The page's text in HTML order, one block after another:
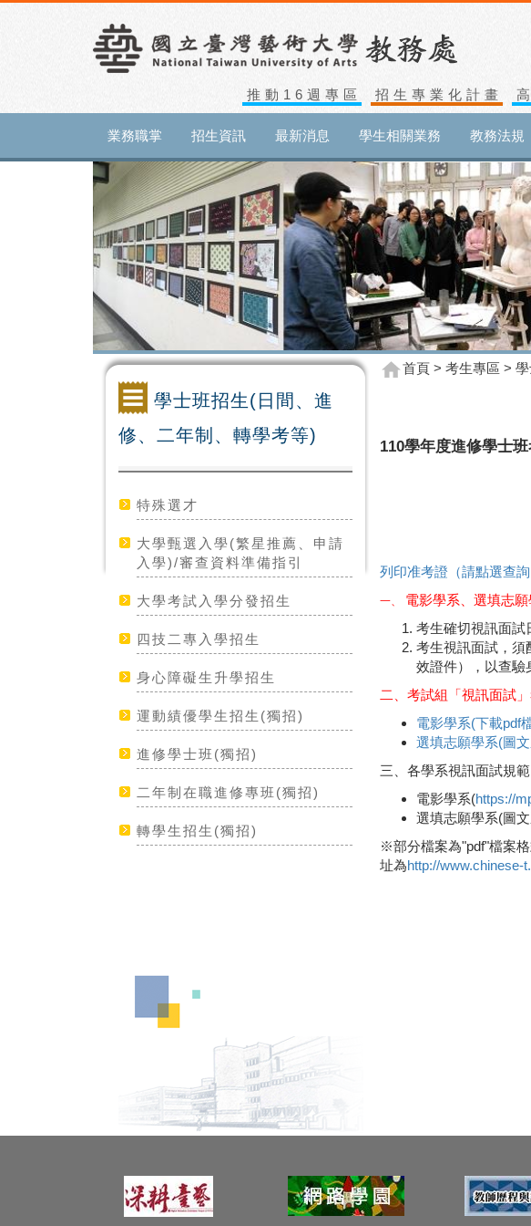
推動16週專區 招生專業化計畫
業務職掌 招生資訊 最新消息 學生相關業務 教務法規
學士班招生(日間、進
修、二年制、轉學考等)
特殊選才
大學甄選入學(繁星推薦、申請
入學)/審查資料準備指引
大學考試入學分發招生
四技二專入學招生
身心障礙生升學招生
運動績優學生招生(獨招)
進修學士班(獨招)
二年制在職進修專班(獨招)
轉學生招生(獨招)
首頁 > 考生專區 >
110學年度進修學士
列印准考證（請點選查
一、
電影學系、選填志
考生確切視訊面試
考生視訊面試，須
效證件），以查驗
二、 考試組「視訊面試
電影學系(下載pdf
選填志願學系(圖
三、各學系視訊面試規
電影學系(https://
選填志願學系(圖
※部分檔案為"pdf"檔案
址為http://www.chinese-